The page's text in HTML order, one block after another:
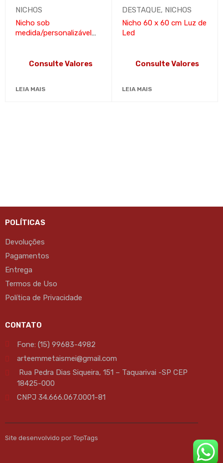
NICHOS
Nicho sob
medida/personalizável
Consulte Valores
LEIA MAIS
DESTAQUE, NICHOS
Nicho 60 x 60 cm Luz de
Led
Consulte Valores
LEIA MAIS
POLÍTICAS
Devoluções
Pagamentos
Entrega
Termos de Uso
Política de Privacidade
CONTATO
Fone: (15) 99683-4982
arteemmetaismei@gmail.com
Rua Pedra Dias Siqueira, 151 – Taquarivai -SP CEP
18425-000
CNPJ 34.666.067.0001-81
Site desenvolvido por TopTags